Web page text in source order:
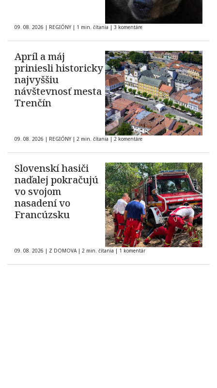
09. 08. 2026 | REGIÓNY | 1 min. čítania | 3 komentáre
Apríl a máj
priniesli historicky
najvyššiu
návštevnosť mesta
Trenčín
09. 08. 2026 | REGIÓNY | 2 min. čítania | 2 komentáre
Slovenskí hasiči
naďalej pokračujú
vo svojom
nasadení vo
Francúzsku
09. 08. 2026 | Z DOMOVA | 2 min. čítania | 1 komentár